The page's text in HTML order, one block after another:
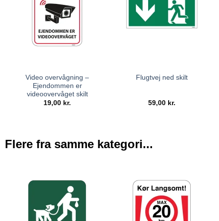
Video overvågning –
Ejendommen er
videoovervåget skilt
19,00 kr.
Flugtvej ned skilt
59,00 kr.
Flere fra samme kategori...